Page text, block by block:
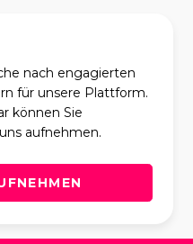
nach engagierten
für unsere Plattform.
können Sie
aufnehmen.